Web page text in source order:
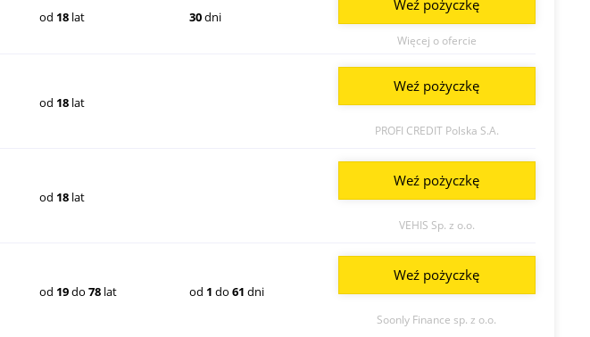
od 18lat 30dni
Więcej o ofercie
Weź pożyczkę
od 18lat
PROFI CREDIT Polska S.A.
Weź pożyczkę
od 18lat
VEHIS Sp. z o.o.
Weź pożyczkę
od 19do 78lat od 1 do 61 dni
Soonly Finance sp. z o.o.
Weź pożyczkę